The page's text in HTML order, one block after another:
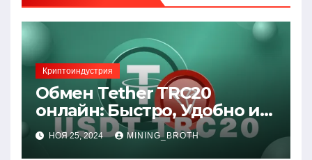
Криптоиндустрия
Обмен Tether TRC20
онлайн: Быстро, Удобно и
Выгодно
НОЯ 25, 2024 MINING_BROTH